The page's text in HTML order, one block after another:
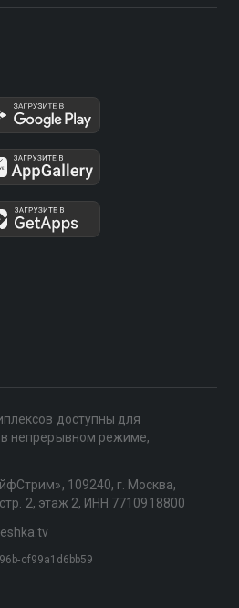
доступны для
в непрерывном режиме,
109240, г. Москва,
2, этаж 2, ИНН 7710918800
cf99a1d6bb59